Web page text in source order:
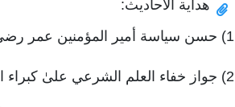
هداية الأحاديث:
1) حسن سياسة أمير المؤمنين عمر رضي الله عنه؛ إذ كان يأخذ المشورة من أهل الهدىٰ والرشد.
2) جواز خفاء العلم الشرعي علىٰ كبراء الناس، ويعلمه من دونهم.